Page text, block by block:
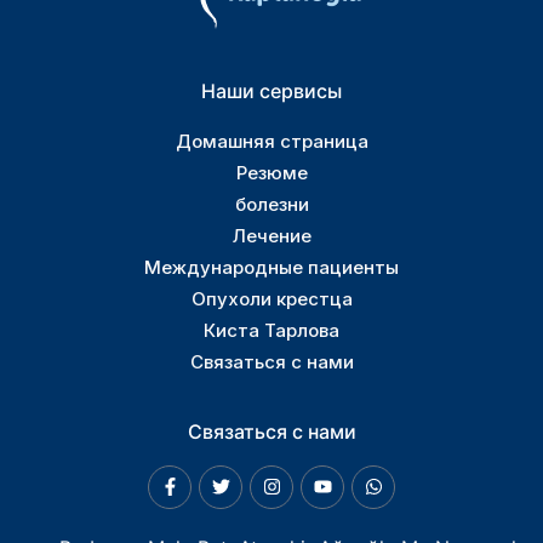
Наши сервисы
Домашняя страница
Резюме
болезни
Лечение
Международные пациенты
Опухоли крестца
Киста Тарлова
Связаться с нами
Связаться с нами